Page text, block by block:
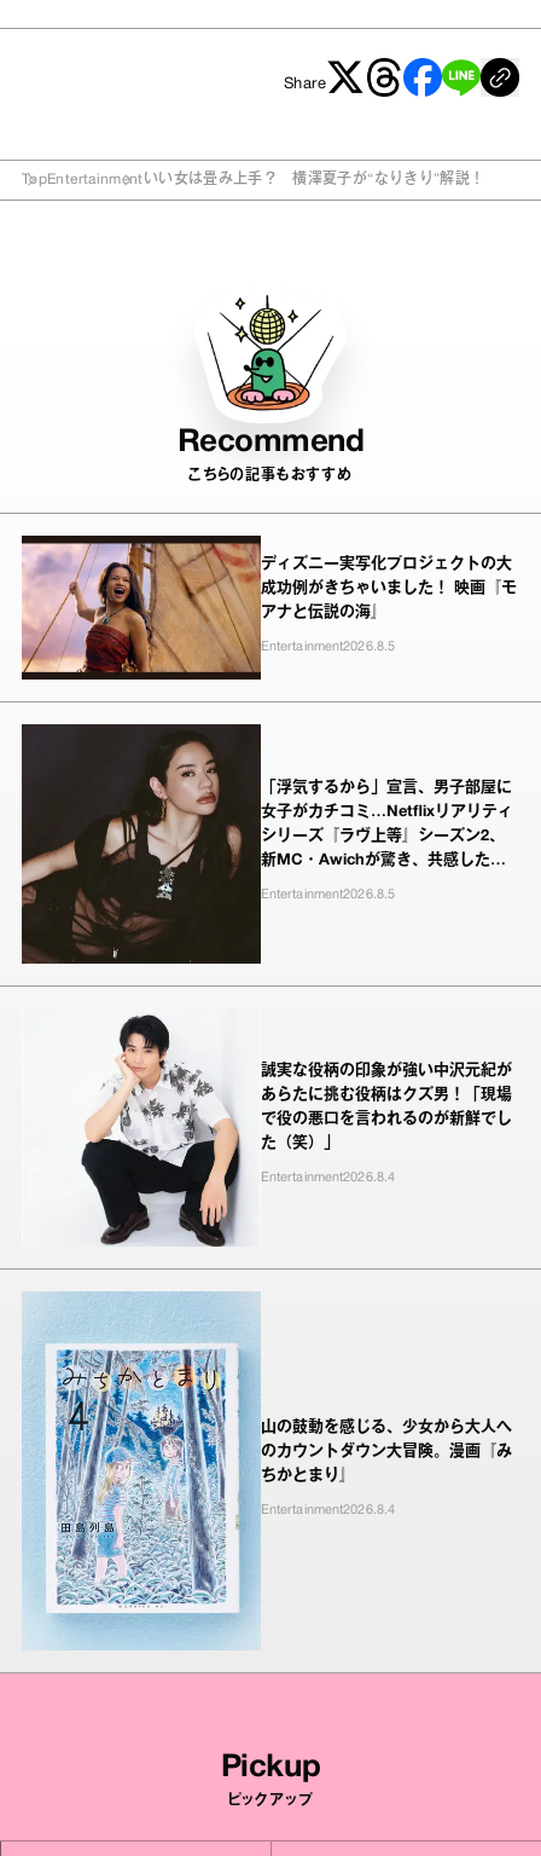
Share
TopEntertainmentいい女は畳み上手？ 横澤夏子が“なりきり”解説！
Recommend
こちらの記事もおすすめ
ディズニー実写化プロジェクトの大
成功例がきちゃいました！ 映画『モ
アナと伝説の海』
Entertainment2026.8.5
「浮気するから」宣言、男子部屋に
女子がカチコミ…Netflixリアリティ
シリーズ『ラヴ上等』シーズン2、
新MC・Awichが驚き、共感したヤ
Entertainment2026.8.5
誠実な役柄の印象が強い中沢元紀が
あらたに挑む役柄はクズ男！「現場
で役の悪口を言われるのが新鮮でし
た（笑）」
Entertainment2026.8.4
山の鼓動を感じる、少女から大人へ
のカウントダウン大冒険。漫画『み
ちかとまり』
Entertainment2026.8.4
Pickup
ピックアップ